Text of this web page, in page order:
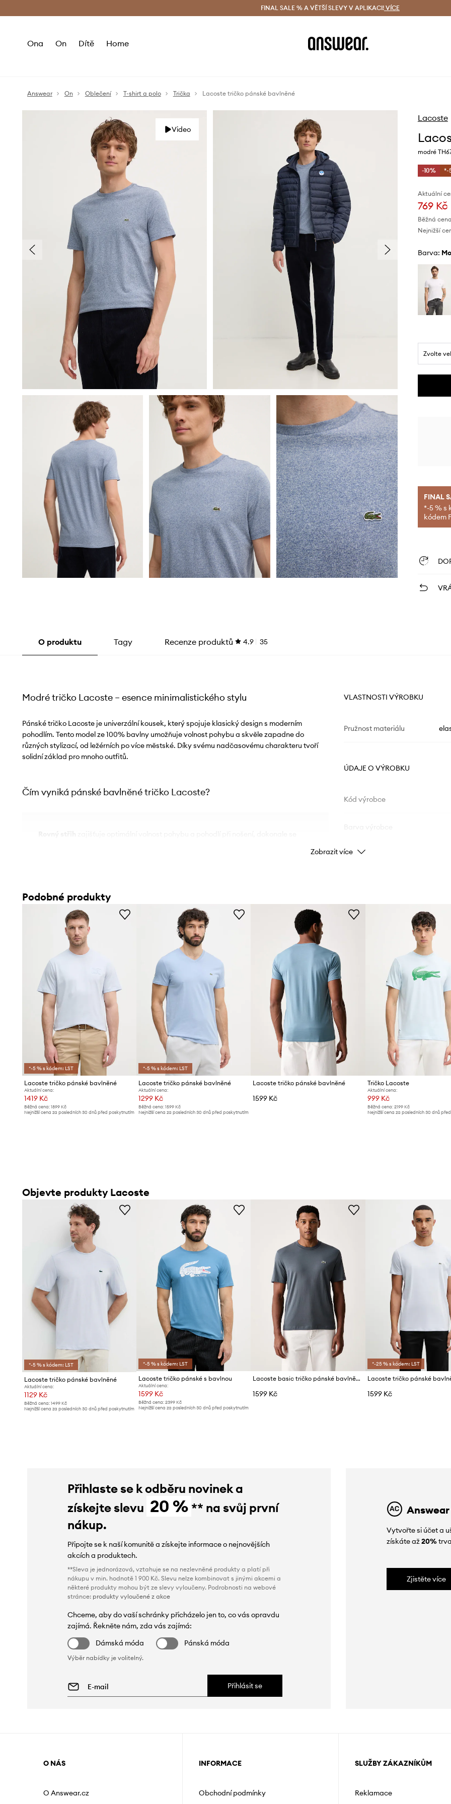
Doručení a vrácení zdarma (od 1800 Kč) Doručení i do 24 h
FINAL SALE % A VĚTŠÍ SLEVY V APLIKACI! VÍCE
Ona On Dítě Home
Answear On Oblečení T-shirt a polo Trička Lacoste tričko pánské bavlněné
Video
Lacoste
modré
-10% *-
Aktuální
769 Kč
Běžná
Nejnižší
Barva:
Zvolte
FINAL
*-5 % s
kódem
O produktu Tagy Recenze produktů 4.9 35
Modré tričko Lacoste – esence minimalistického stylu
Pánské tričko Lacoste je univerzální kousek, který spojuje klasický design s moderním
pohodlím. Tento model ze 100% bavlny umožňuje volnost pohybu a skvěle zapadne do
různých stylizací, od ležérních po více městské. Díky svému nadčasovému charakteru tvoří
solidní základ pro mnoho outfitů.
Čím vyniká pánské bavlněné tričko Lacoste?
Pružný úpletse jemně přizpůsobuje tělu a nabízí bezkonkurenční pohodlí po
Univerzální styl
spojuje ležérní volnost s městskou elegancí a hodí se pro
mnoho příležitostí
Kulatý výstřih
je nadčasové řešení, které dodává tričku klasický a univerzální
charakter
Hladký vzor
podtrhuje minimalistický design a usnadňuje kombinování s
ostatními kousky šatníku
VLASTNOSTI VÝROBKU
Pružnost materiálu
ÚDAJE O VÝROBKU
Kód výrobce
Barva
ID produktu
Zobrazit více
Podobné produkty
*-5 % s kódem: LST
Lacoste tričko pánské bavlněné
Aktuální cena:
1419 Kč
Běžná cena: 1899 Kč
Nejnižší cena za posledních 30 dnů před poskytnutím
*-5 % s kódem: LST
Lacoste tričko pánské bavlněné
Aktuální cena:
1299 Kč
Běžná cena:1599 Kč
Nejnižší cena za posledních 30 dnů před poskytnutím
Lacoste tričko pánské bavlněné
1599 Kč
Tričko Lacoste
Aktuální cena:
999 Kč
Běžná cena: 2199 Kč
Nejnižší cena za posledních 30 dnů
Objevte produkty Lacoste
*-5 % s kódem: LST
Lacoste tričko pánské bavlněné
Aktuální cena:
1129 Kč
Běžná cena: 1499 Kč
Nejnižší cena za posledních 30 dnů před poskytnutím
*-5 % s kódem: LST
Lacoste tričko pánské s bavlnou
Aktuální cena:
1599 Kč
Běžná cena:2399 Kč
Nejnižší cena za posledních 30 dnů před poskytnutím
Lacoste basic tričko pánské bavlněné
1599 Kč
*-25 % s kódem: LST
Lacoste tričko pánské
1599 Kč
Přihlaste se k odběru novinek a
získejte slevu 20 % ** na svůj první
nákup.
Připojte se k naší komunitě a získejte informace o nejnovějších
akcích a produktech.
**Sleva je jednorázová, vztahuje se na nezlevněné produkty a platí při
nákupu v min. hodnotě 1 900 Kč. Slevu nelze kombinovat s jinými akcemi a
některé produkty mohou být ze slevy vyloučeny. Podrobnosti na webové
stránce: produkty vyloučené z akce
Chceme, aby do vaší schránky přicházelo jen to, co vás opravdu
zajímá. Řekněte nám, zda vás zajímá:
Dámská móda
Pánská móda
Výběr nabídky je volitelný.
Přihlásit se
Vytvořte si účet a
získáte až20%
Zjistěte více
O NÁS
O Answear.cz
INFORMACE
Obchodní podmínky
SLUŽBY ZÁKAZNÍKŮM
Reklamace